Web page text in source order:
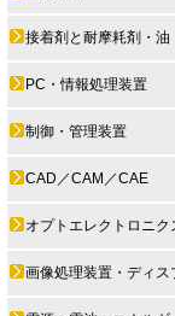
接着剤と耐摩耗剤・油
PC・情報処理装置
制御・管理装置
CAD／CAM／CAE
オプトエレクトロニク
画像処理装置・ディス